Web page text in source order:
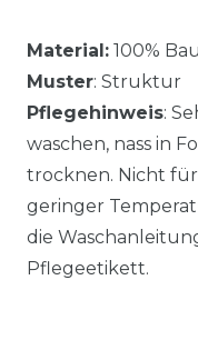
Material: 100%
Muster: Struktur
Pflegehinweis:
waschen, nass in
trocknen. Nicht
geringer
die
Pflegeetikett.